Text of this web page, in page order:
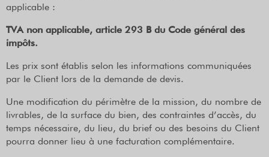
applicable :
TVA non applicable, article 293 B du Code général des
impôts.
Les prix sont établis selon les informations communiquées
par le Client lors de la demande de devis.
Une modification du périmètre de la mission, du nombre de
livrables, de la surface du bien, des contraintes d’accès, du
temps nécessaire, du lieu, du brief ou des besoins du Client
pourra donner lieu à une facturation complémentaire.